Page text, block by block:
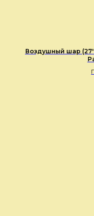
Воздушный шар